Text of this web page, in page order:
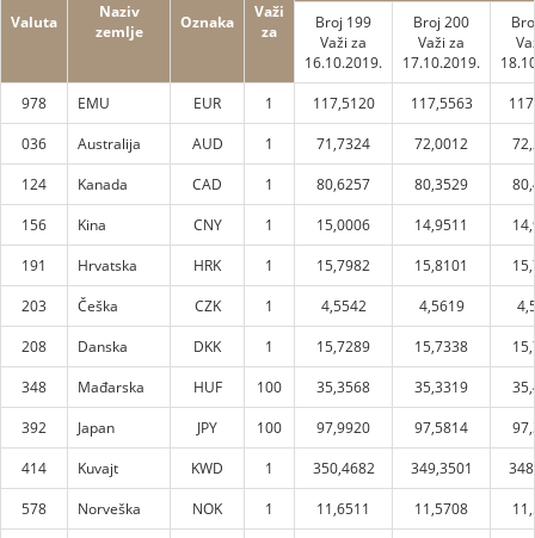
Valuta
Naziv
zemlje
Oznaka
Važi
za
Broj 199
Važi za
16.10.2019.
Broj 200
Važi za
17.10.2019.
978
EMU EUR 1 117,5120 117,5563
036
Australija AUD 1 71,7324 72,0012
124
Kanada CAD 1 80,6257 80,3529
156
Kina CNY 1 15,0006 14,9511
191
Hrvatska HRK 1 15,7982 15,8101
203
Češka CZK 1 4,5542 4,5619
208
Danska DKK 1 15,7289 15,7338
348
Mađarska HUF 100 35,3568 35,3319
392
Japan JPY 100 97,9920 97,5814
414
Kuvajt KWD 1 350,4682 349,3501
578
Norveška NOK 1 11,6511 11,5708